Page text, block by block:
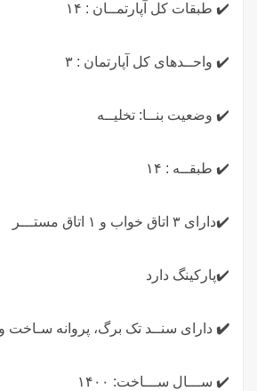
✔️ طبقات کل آپارتمــان : ۱۴
✔️ واحــدهای کل آپارتمان : ۳
✔️ وضعیت بنــا: تخلیــه
✔️ طبقــه : ۱۴
✔️دارای ۳ اتاق خواب و ۱ اتاق مستـــر
✔️پارکینگ دارد
✔️ دارای سنــد تک برگ، پروانه سـاخت و
✔️ ســـال ســـاخت: ۱۴۰۰